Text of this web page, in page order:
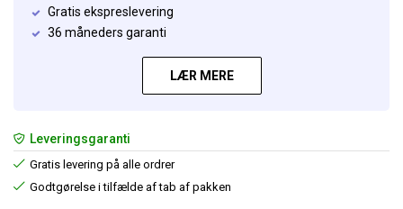
Gratis ekspreslevering
36 måneders garanti
LÆR MERE
Leveringsgaranti
Gratis levering på alle ordrer
Godtgørelse i tilfælde af tab af pakken